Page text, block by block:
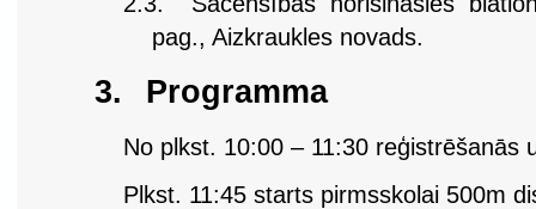
pag., Aizkraukles novads.
3. Programma
No plkst. 10:00 – 11:30 reģistrēšanās
Plkst. 11:45 starts pirmsskolai 500m